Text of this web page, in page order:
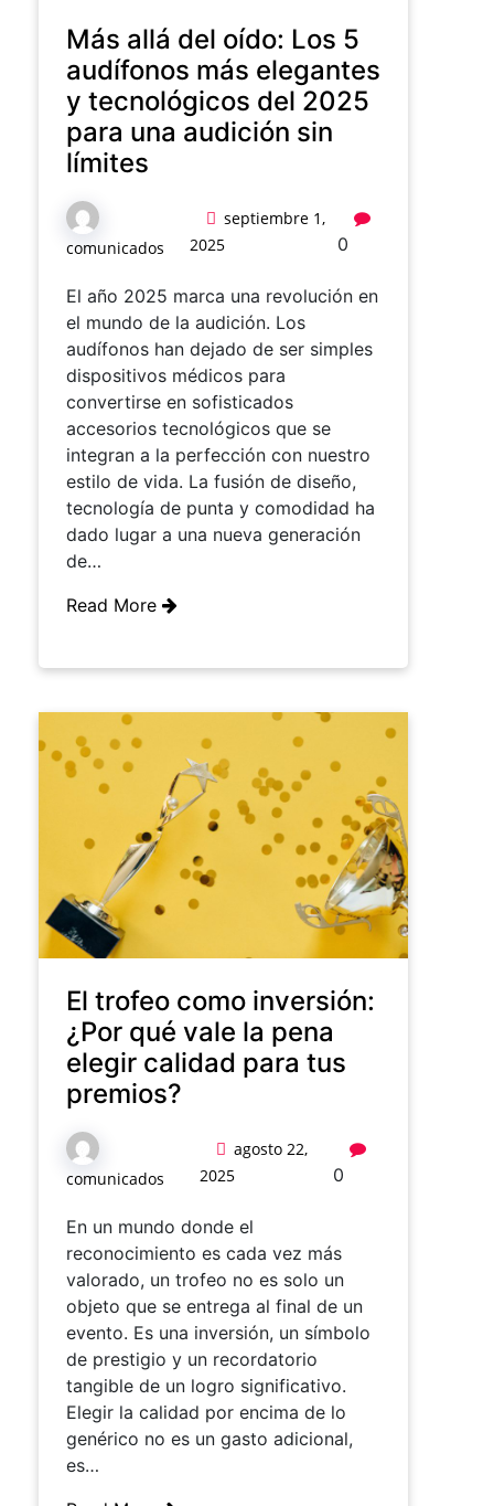
Más allá del oído: Los 5
audífonos más elegantes
y tecnológicos del 2025
para una audición sin
límites
comunicados
septiembre 1,
2025
0
El año 2025 marca una revolución en
el mundo de la audición. Los
audífonos han dejado de ser simples
dispositivos médicos para
convertirse en sofisticados
accesorios tecnológicos que se
integran a la perfección con nuestro
estilo de vida. La fusión de diseño,
tecnología de punta y comodidad ha
dado lugar a una nueva generación
de…
Read More
El trofeo como inversión:
¿Por qué vale la pena
elegir calidad para tus
premios?
comunicados
agosto 22,
2025
0
En un mundo donde el
reconocimiento es cada vez más
valorado, un trofeo no es solo un
objeto que se entrega al final de un
evento. Es una inversión, un símbolo
de prestigio y un recordatorio
tangible de un logro significativo.
Elegir la calidad por encima de lo
genérico no es un gasto adicional,
es…